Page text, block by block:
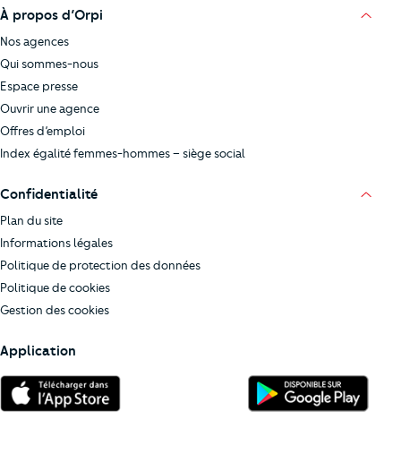
À propos d’Orpi
Nos agences
Qui sommes-nous
Espace presse
Ouvrir une agence
Offres d’emploi
Index égalité femmes-hommes – siège social
Confidentialité
Plan du site
Informations légales
Politique de protection des données
Politique de cookies
Gestion des cookies
Application